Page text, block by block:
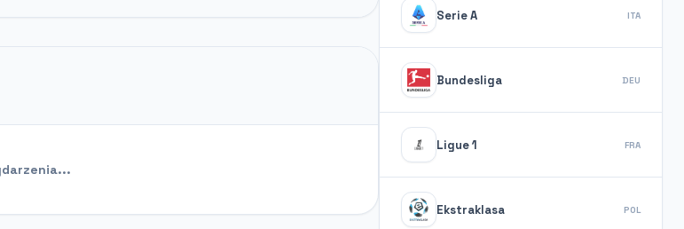
Serie A ITA
Bundesliga DEU
Ligue 1 FRA
Ekstraklasa POL